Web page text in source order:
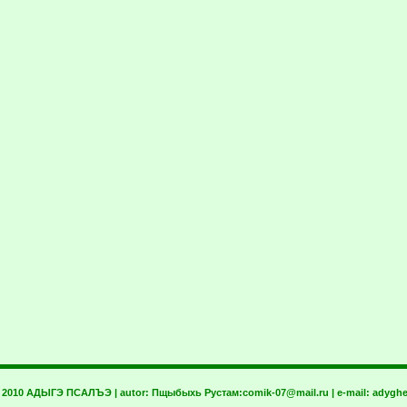
2010 АДЫГЭ ПСАЛЪЭ | autor: Пщыбыхь Рустам:comik-07@mail.ru | e-mail: